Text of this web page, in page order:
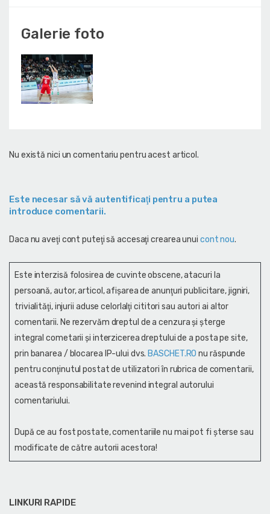
LINKURI RAPIDE
Galerie foto
Nu există nici un comentariu pentru acest articol.
Este necesar să vă autentificaţi pentru a putea
introduce comentarii.
Daca nu aveţi cont puteţi să accesaţi crearea unui cont nou.
Este interzisă folosirea de cuvinte obscene, atacuri la
persoană, autor, articol, afişarea de anunţuri publicitare, jigniri,
trivialităţi, injurii aduse celorlalţi cititori sau autori ai altor
comentarii. Ne rezervăm dreptul de a cenzura și şterge
integral cometarii și interzicerea dreptului de a posta pe site,
prin banarea / blocarea IP-ului dvs. BASCHET.RO nu răspunde
pentru conţinutul postat de utilizatori în rubrica de comentarii,
această responsabilitate revenind integral autorului
comentariului.
După ce au fost postate, comentariile nu mai pot fi șterse sau
modificate de către autorii acestora!